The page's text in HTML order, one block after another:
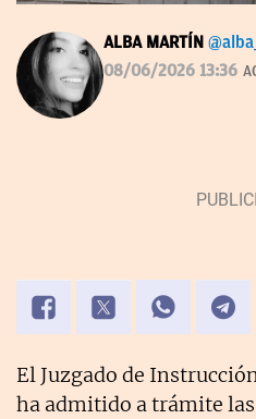
ALBA MARTÍN
08/06/2026 13:36
El Juzgado de
ha admitido a trámite